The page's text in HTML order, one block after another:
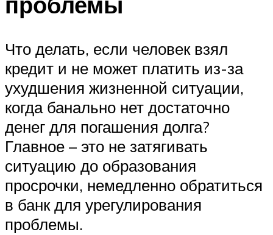
Что делать, если человек взял
кредит и не может платить из-за
ухудшения жизненной ситуации,
когда банально нет достаточно
денег для погашения долга?
Главное – это не затягивать
ситуацию до образования
просрочки, немедленно обратиться
в банк для урегулирования
проблемы.